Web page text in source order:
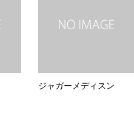
ジャガーメディスン